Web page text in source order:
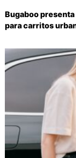
Bugaboo
para carritos